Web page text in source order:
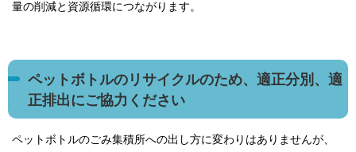
量の削減と資源循環につながります。
ペットボトルのリサイクルのため、適正分別、適
正排出にご協力ください
ペットボトルのごみ集積所への出し方に変わりはありませんが、